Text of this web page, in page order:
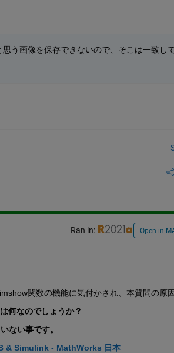
う画像を保存できないので、そこは一致し
Ran in: Open in
関数の機能に気付かされ、本質問の原
何なのでしょうか？
ない事です。
& Simulink - MathWorks 日本